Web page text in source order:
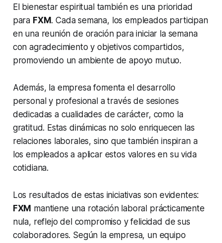
El bienestar espiritual también es una prioridad
para FXM . Cada semana, los empleados participan
en una reunión de oración para iniciar la semana
con agradecimiento y objetivos compartidos,
promoviendo un ambiente de apoyo mutuo.
Además, la empresa fomenta el desarrollo
personal y profesional a través de sesiones
dedicadas a cualidades de carácter, como la
gratitud. Estas dinámicas no solo enriquecen las
relaciones laborales, sino que también inspiran a
los empleados a aplicar estos valores en su vida
cotidiana.
Los resultados de estas iniciativas son evidentes:
FXM mantiene una rotación laboral prácticamente
nula, reflejo del compromiso y felicidad de sus
colaboradores. Según la empresa, un equipo